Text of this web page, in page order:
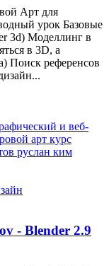
Арт для
урок Базовые
3d) Моделлинг в
в 3D, а
Поиск референсов
и веб-
арт курс
руслан ким
- Blender 2.9